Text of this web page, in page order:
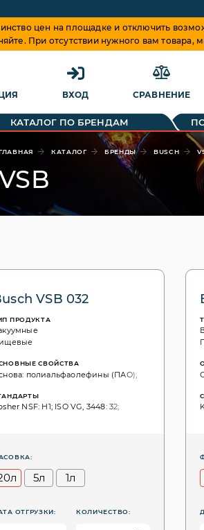
цен на площадке и отключить
При отсутствии нужного вам
ВХОД СРАВНЕНИЕ
КАТАЛОГ ПО БРЕНДАМ
КАТАЛОГ БРЕНДЫ BUSCH
VSB 032
ПРОДУКТА
СВОЙСТВА
полиальфаолефины (ПАО);
NSF: H1; ISO VG, 3448: 32;
5л 1л
ОТГРУЗКИ: КОЛИЧЕСТВО: